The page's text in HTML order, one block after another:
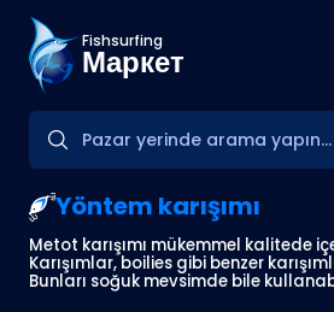
Fishsurfing
Маркет
Yöntem karışımı
Metot karışımı mükemmel kalitede
Karışımlar, boilies gibi benzer
Bunları soğuk mevsimde bile